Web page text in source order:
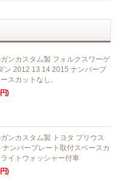
ンカスタム製 フォルクスワーゲ
ン 2012 13 14 2015 ナンバープ
スカットなし.
)
ンカスタム製 トヨタ プリウス
ンバープレート取付スペースカ
イトウォッシャー付車
)